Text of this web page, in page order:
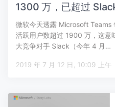
1300 万，已超过
微软今天透露 Microsoft Teams
活跃用户数超过 1900 万，这意
大竞争对手 Slack（今年 4 月…
2019 年 7 月 12 日, 10:09 上午